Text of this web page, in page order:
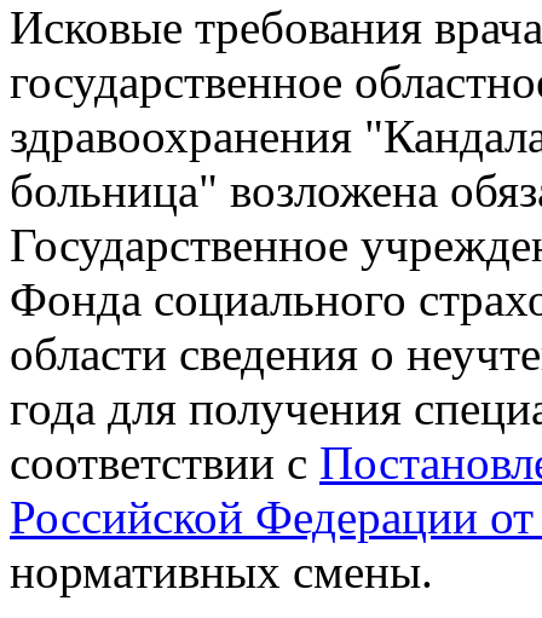
Исковые требования
государственное
здравоохранения
больница" возложена
Государственное
Фонда социального
области сведения о
года для получения
соответствии с
Российской Федерации
нормативных смены.